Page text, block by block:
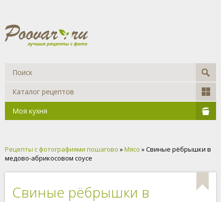
Каталог рецептов
Моя кухня
Рецепты с фотографиями пошагово »Мясо » Свиные рёбрышки в
медово-абрикосовом соусе
Свиные рёбрышки в